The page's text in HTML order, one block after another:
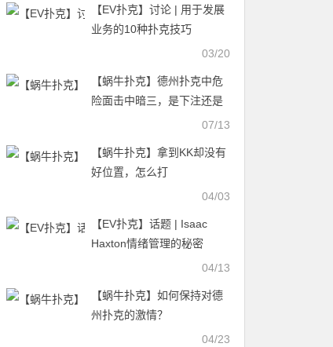
【EV扑克】讨论 | 用于发展
业务的10种扑克技巧
03/20
【蜗牛扑克】德州扑克中危
险面击中暗三，是下注还是
07/13
【蜗牛扑克】拿到KK却没有
好位置，怎么打
04/03
【EV扑克】话题 | Isaac
Haxton情绪管理的秘密
04/13
【蜗牛扑克】如何保持对德
州扑克的激情？
04/23